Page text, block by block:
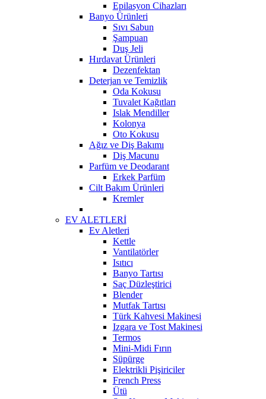
Epilasyon Cihazları
Banyo Ürünleri
Sıvı Sabun
Şampuan
Duş Jeli
Hırdavat Ürünleri
Dezenfektan
Deterjan ve Temizlik
Oda Kokusu
Tuvalet Kağıtları
Islak Mendiller
Kolonya
Oto Kokusu
Ağız ve Diş Bakımı
Diş Macunu
Parfüm ve Deodarant
Erkek Parfüm
Cilt Bakım Ürünleri
Kremler
EV ALETLERİ
Ev Aletleri
Kettle
Vantilatörler
Isıtıcı
Banyo Tartısı
Saç Düzleştirici
Blender
Mutfak Tartısı
Türk Kahvesi Makinesi
Izgara ve Tost Makinesi
Termos
Mini-Midi Fırın
Süpürge
Elektrikli Pişiriciler
French Press
Ütü